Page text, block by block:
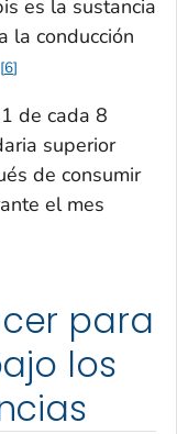
es la sustancia
la conducción
6
de cada 8
superior
de consumir
el mes
para
los